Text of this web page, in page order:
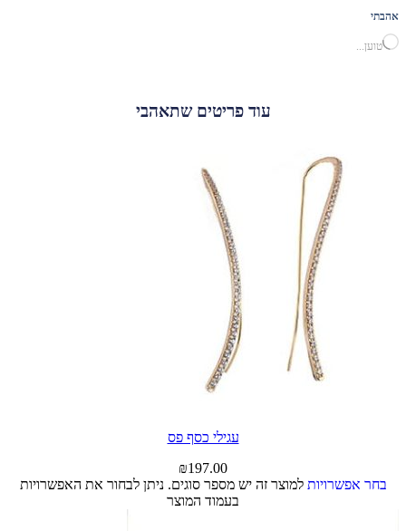
אהבתי
טוען...
עוד פריטים שתאהבי
עגילי כסף פס
₪197.00
בחר אפשרויות למוצר זה יש מספר סוגים. ניתן לבחור את האפשרויות
בעמוד המוצר